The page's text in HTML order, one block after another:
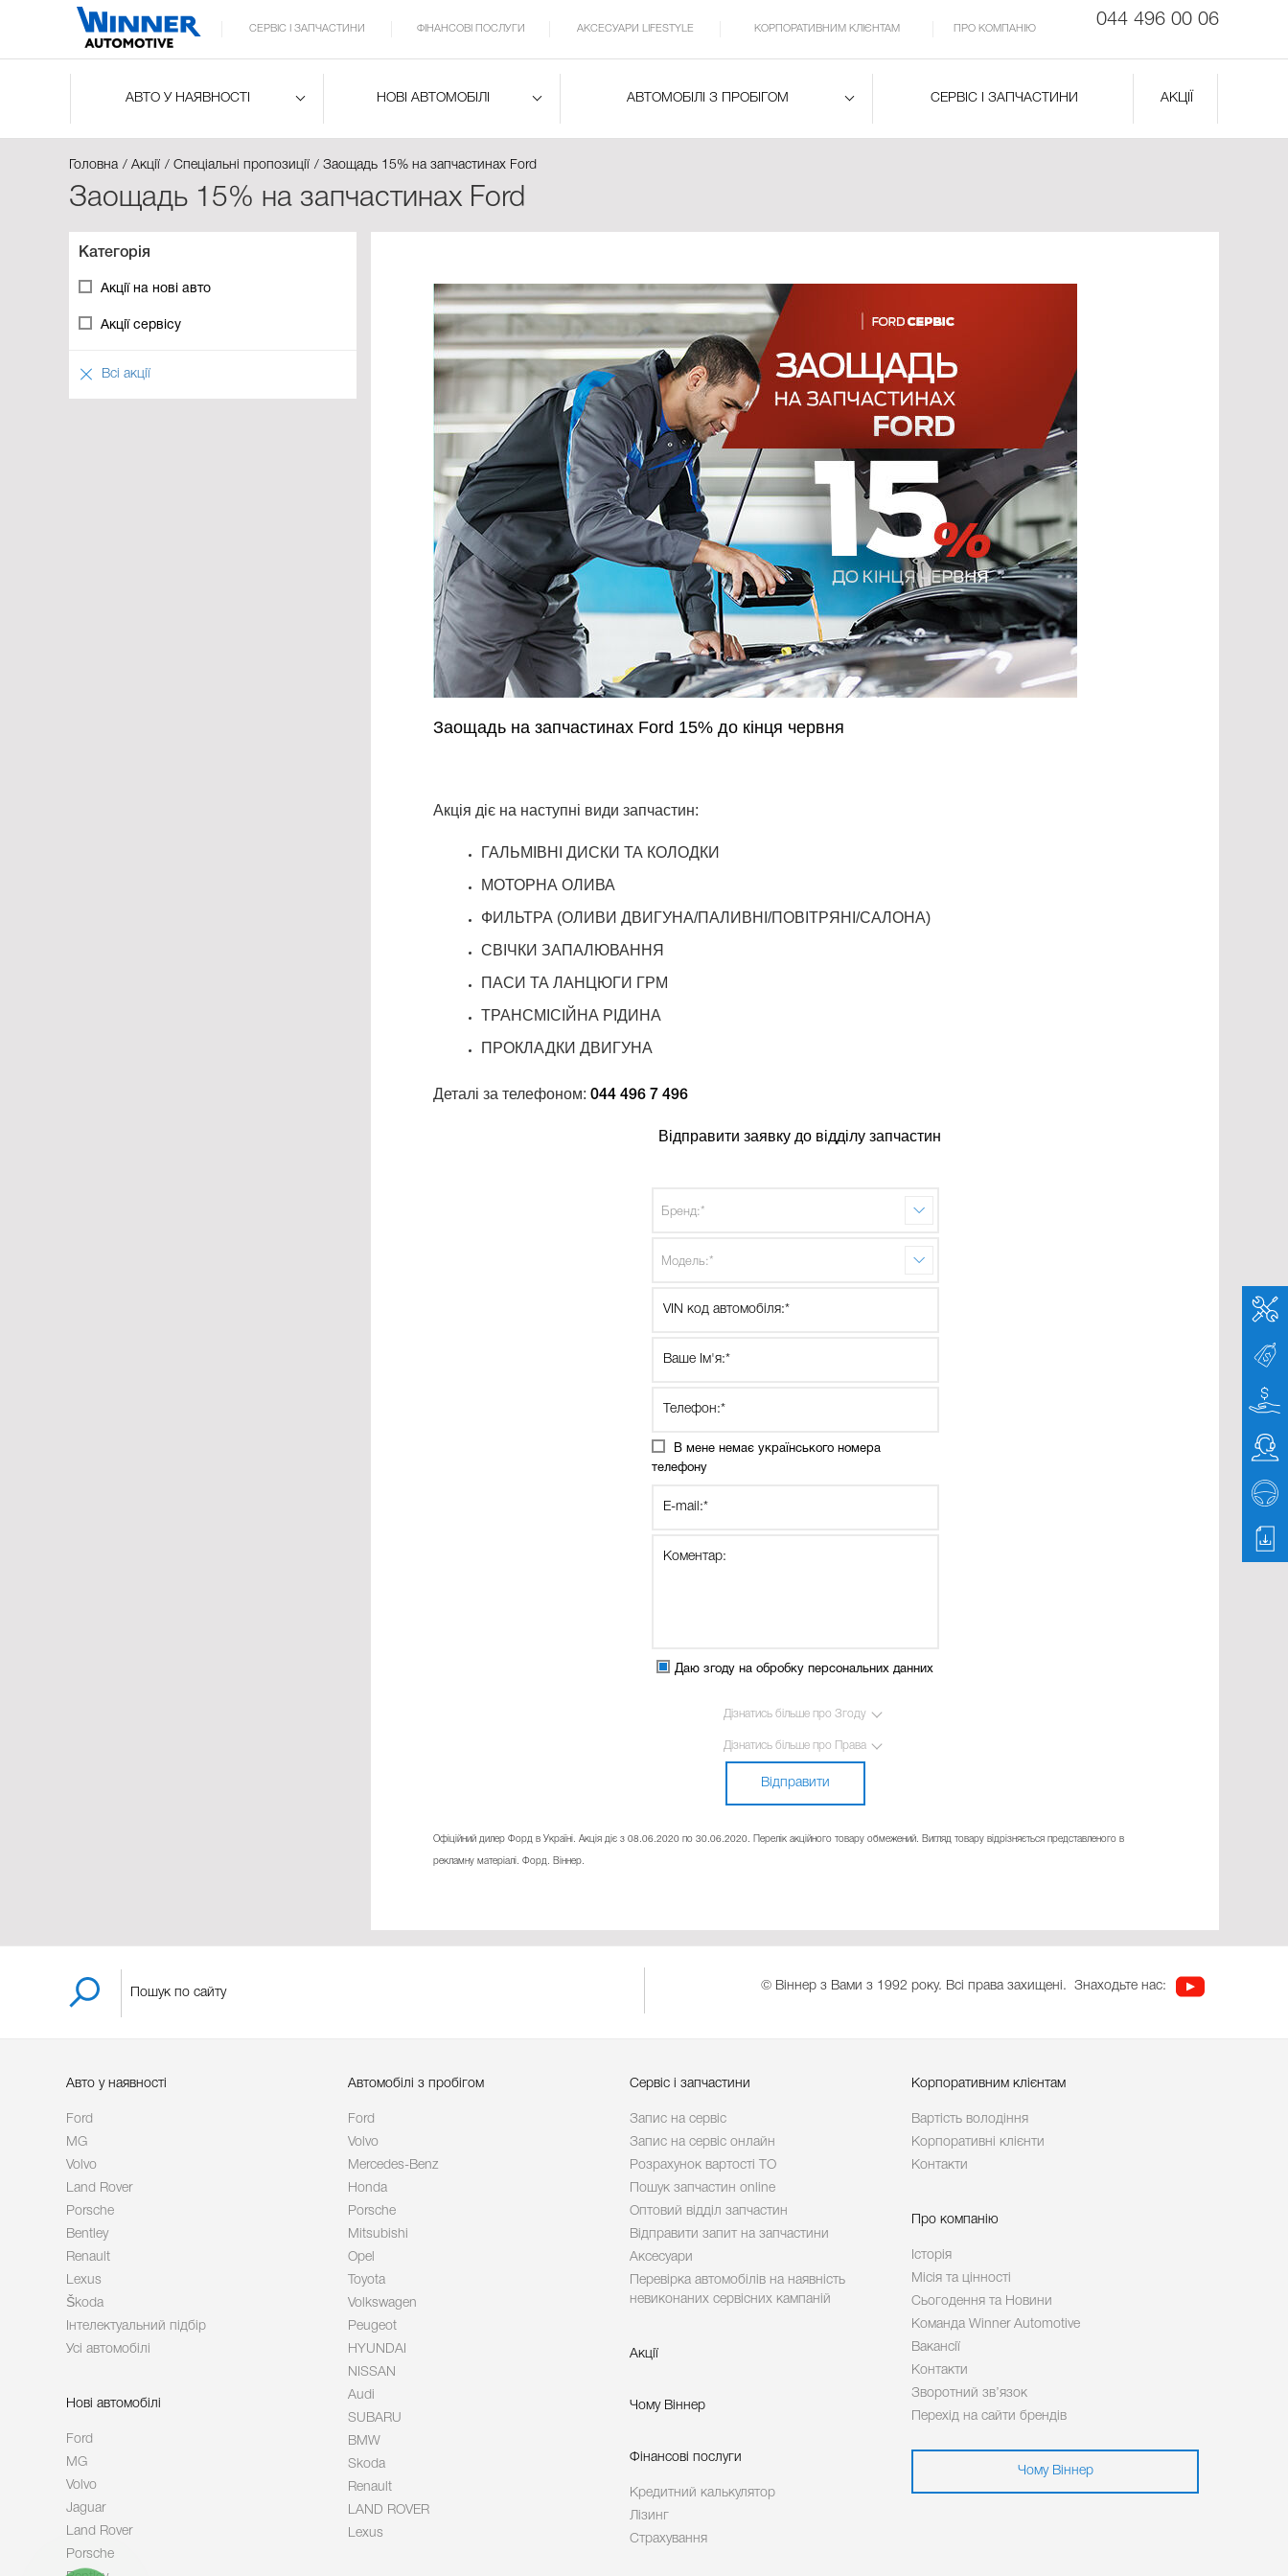
044 496 00 06
СЕРВІС І ЗАПЧАСТИНИ ФІНАНСОВІ ПОСЛУГИ АКСЕСУАРИ LIFESTYLE КОРПОРАТИВНИМ КЛІЄНТАМ ПРО КОМПАНІЮ
АВТО У НАЯВНОСТІ НОВІ АВТОМОБІЛІ АВТОМОБІЛІ З ПРОБІГОМ СЕРВІС І ЗАПЧАСТИНИ АКЦІЇ
Головна Акції Спеціальні пропозиції Заощадь 15% на запчастинах Ford
Заощадь 15% на запчастинах Ford
Категорія
Акції на нові авто
Акції сервісу
Всі акції
Заощадь на запчастинах Ford 15% до кінця червня
Акція діє на наступні види запчастин:
ГАЛЬМІВНІ ДИСКИ ТА КОЛОДКИ
МОТОРНА ОЛИВА
ФИЛЬТРА (ОЛИВИ ДВИГУНА/ПАЛИВНІ/ПОВІТРЯНІ/САЛОНА)
СВІЧКИ ЗАПАЛЮВАННЯ
ПАСИ ТА ЛАНЦЮГИ ГРМ
ТРАНСМІСІЙНА РІДИНА
ПРОКЛАДКИ ДВИГУНА
Деталі за телефоном: 044 496 7 496
Відправити заявку до відділу запчастин
Бренд:*
Модель:*
В мене немає українського номера
телефону
Даю згоду на обробку персональних данних
Дізнатись більше про Згоду
Дізнатись більше про Права
Відправити
Офіційний дилер Форд в Україні. Акція діє з 08.06.2020 по 30.06.2020. Перелік акційного товару обмежений. Вигляд товару відрізняється представленого в
рекламну матеріалі. Форд. Віннер.
© Віннер з Вами з 1992 року. Всі права захищені. Знаходьте нас:
Авто у наявності
Ford
MG
Volvo
Land Rover
Porsche
Bentley
Renault
Lexus
Škoda
Інтелектуальний підбір
Усі автомобілі
Нові автомобілі
Ford
MG
Volvo
Jaguar
Land Rover
Porsche
Автомобілі з пробігом
Ford
Volvo
Mercedes-Benz
Honda
Porsche
Mitsubishi
Opel
Toyota
Volkswagen
Peugeot
HYUNDAI
NISSAN
Audi
SUBARU
BMW
Skoda
Renault
LAND ROVER
Lexus
Сервіс і запчастини
Запис на сервіс
Запис на сервіс онлайн
Розрахунок вартості ТО
Пошук запчастин online
Оптовий відділ запчастин
Відправити запит на запчастини
Аксесуари
Перевірка автомобілів на наявність
невиконаних сервісних кампаній
Акції
Чому Віннер
Фінансові послуги
Кредитний калькулятор
Лізинг
Страхування
Корпоративним клієнтам
Вартість володіння
Корпоративні клієнти
Контакти
Про компанію
Історія
Місія та цінності
Сьогодення та Новини
Команда Winner Automotive
Вакансії
Контакти
Зворотний зв’язок
Перехід на сайти брендів
Чому Віннер